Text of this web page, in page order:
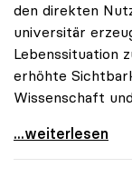
den direkten
universitär
Lebenssituation
erhöhte
Wissenschaft
Startschuss zur
...weiterlesen